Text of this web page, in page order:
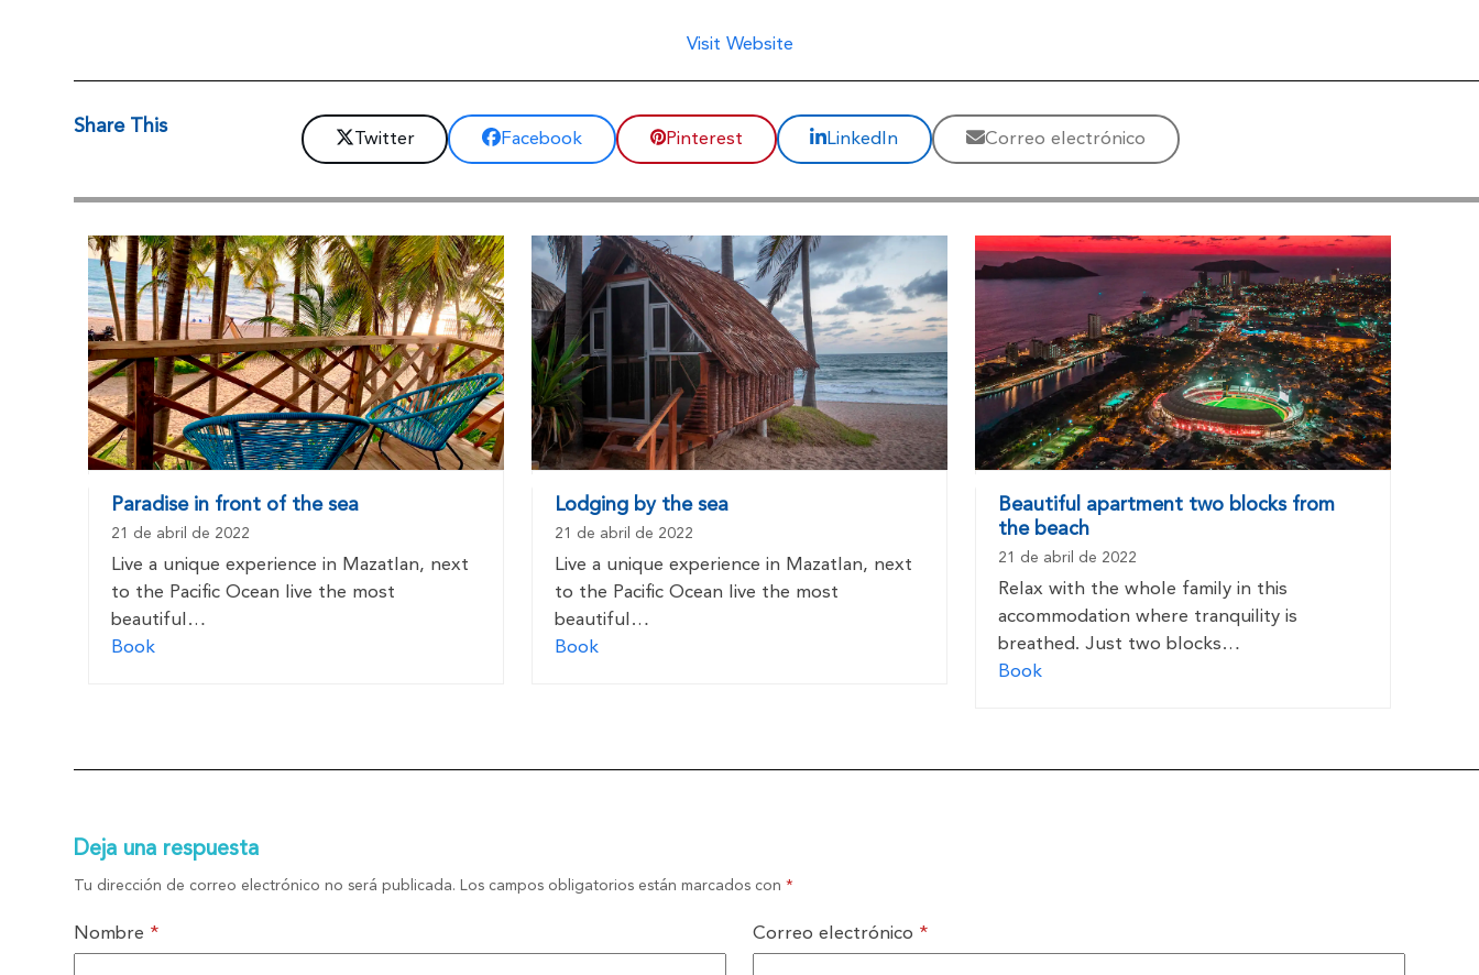
Visit Website
Share This
Twitter Facebook Pinterest LinkedIn Correo electrónico
Paradise in front of the sea
21 de abril de 2022
Live a unique experience in Mazatlan, next
to the Pacific Ocean live the most
beautiful…
Book
Lodging by the sea
21 de abril de 2022
Live a unique experience in Mazatlan, next
to the Pacific Ocean live the most
beautiful…
Book
Beautiful apartment two blocks from
the beach
21 de abril de 2022
Relax with the whole family in this
accommodation where tranquility is
breathed. Just two blocks…
Book
Deja una respuesta
Tu dirección de correo electrónico no será publicada. Los campos obligatorios están marcados con*
Nombre * Correo electrónico *